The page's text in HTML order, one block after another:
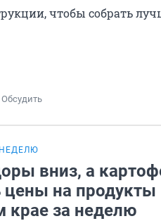
чтобы собрать
Обсудить
вниз, а
цены на продукты
крае за неделю